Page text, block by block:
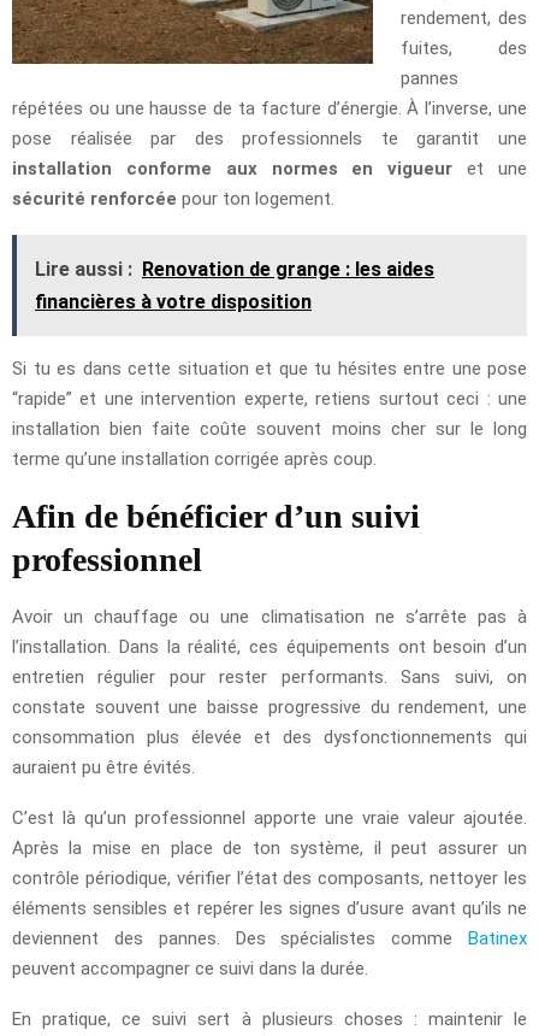
rendement, des
fuites, des
pannes
répétées ou une hausse de ta facture d’énergie. À l’inverse, une
pose réalisée par des professionnels te garantit une
installation conforme aux normes en vigueur et une
sécurité renforcée pour ton logement.
Lire aussi : Renovation de grange : les aides
financières à votre disposition
Si tu es dans cette situation et que tu hésites entre une pose
“rapide” et une intervention experte, retiens surtout ceci : une
installation bien faite coûte souvent moins cher sur le long
terme qu’une installation corrigée après coup.
Afin de bénéficier d’un suivi
professionnel
Avoir un chauffage ou une climatisation ne s’arrête pas à
l’installation. Dans la réalité, ces équipements ont besoin d’un
entretien régulier pour rester performants. Sans suivi, on
constate souvent une baisse progressive du rendement, une
consommation plus élevée et des dysfonctionnements qui
auraient pu être évités.
C’est là qu’un professionnel apporte une vraie valeur ajoutée.
Après la mise en place de ton système, il peut assurer un
contrôle périodique, vérifier l’état des composants, nettoyer les
éléments sensibles et repérer les signes d’usure avant qu’ils ne
deviennent des pannes. Des spécialistes comme Batinex
peuvent accompagner ce suivi dans la durée.
En pratique, ce suivi sert à plusieurs choses : maintenir le